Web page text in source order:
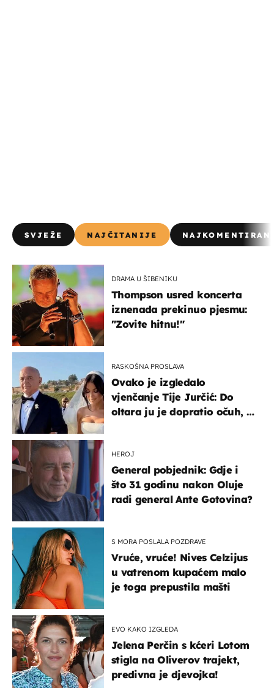
SVJEŽE NAJČITANIJE
DRAMA U ŠIBENIKU
Thompson usred koncerta
iznenada prekinuo pjesmu:
"Zovite hitnu!"
RASKOŠNA PROSLAVA
Ovako je izgledalo
vjenčanje Tije Jurčić: Do
oltara ju je dopratio očuh, a
HEROJ
General pobjednik: Gdje i
što 31 godinu nakon Oluje
radi general Ante Gotovina?
S MORA POSLALA POZDRAVE
Vruće, vruće! Nives Celzijus
u vatrenom kupaćem malo
je toga prepustila mašti
EVO KAKO IZGLEDA
Jelena Perčin s kćeri Lotom
stigla na Oliverov trajekt,
predivna je djevojka!